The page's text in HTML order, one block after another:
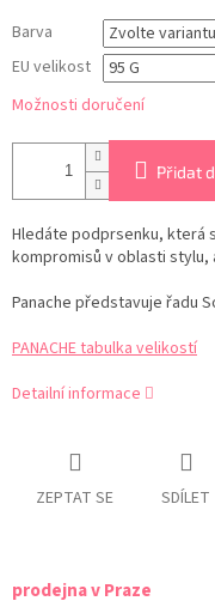
Barva
EU velikost
Možnosti doručení
Přidat
Hledáte podprsenku, která
kompromisů v oblasti stylu,
Panache představuje řadu
PANACHE tabulka velikostí
Detailní informace
ZEPTAT SE SDÍLET
prodejna v Praze